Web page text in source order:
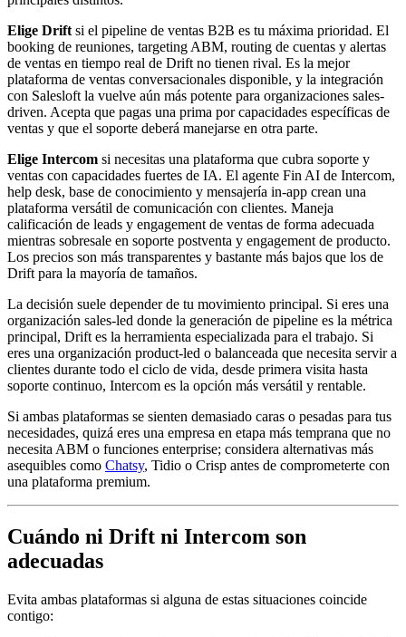
Elige Drift si el pipeline de ventas B2B es tu máxima prioridad. El
booking de reuniones, targeting ABM, routing de cuentas y alertas
de ventas en tiempo real de Drift no tienen rival. Es la mejor
plataforma de ventas conversacionales disponible, y la integración
con Salesloft la vuelve aún más potente para organizaciones sales-
driven. Acepta que pagas una prima por capacidades específicas de
ventas y que el soporte deberá manejarse en otra parte.
Elige Intercom si necesitas una plataforma que cubra soporte y
ventas con capacidades fuertes de IA. El agente Fin AI de Intercom,
help desk, base de conocimiento y mensajería in-app crean una
plataforma versátil de comunicación con clientes. Maneja
calificación de leads y engagement de ventas de forma adecuada
mientras sobresale en soporte postventa y engagement de producto.
Los precios son más transparentes y bastante más bajos que los de
Drift para la mayoría de tamaños.
La decisión suele depender de tu movimiento principal. Si eres una
organización sales-led donde la generación de pipeline es la métrica
principal, Drift es la herramienta especializada para el trabajo. Si
eres una organización product-led o balanceada que necesita servir a
clientes durante todo el ciclo de vida, desde primera visita hasta
soporte continuo, Intercom es la opción más versátil y rentable.
Si ambas plataformas se sienten demasiado caras o pesadas para tus
necesidades, quizá eres una empresa en etapa más temprana que no
necesita ABM o funciones enterprise; considera alternativas más
asequibles como Chatsy, Tidio o Crisp antes de comprometerte con
una plataforma premium.
Cuándo ni Drift ni Intercom son
adecuadas
Evita ambas plataformas si alguna de estas situaciones coincide
contigo: